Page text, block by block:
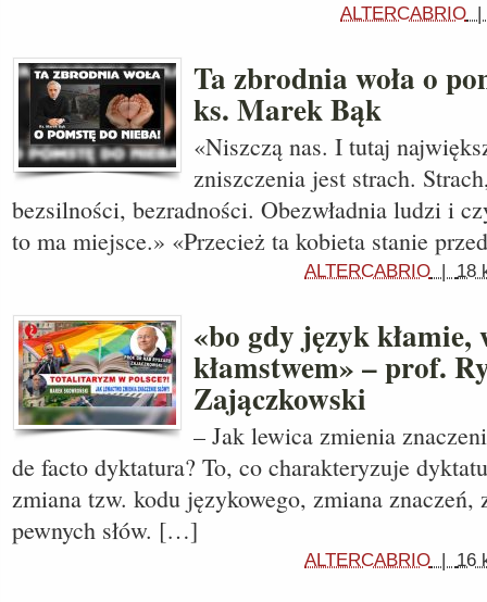
ALTERCABRIO
Ta zbrodnia woła o
ks. Marek Bąk
«Niszczą nas. I tutaj
zniszczenia jest strach.
bezsilności, bezradności. Obezwładnia ludzi i
to ma miejsce.» «Przecież ta kobieta stanie
ALTERCABRIO | 18
«bo gdy język kłamie,
kłamstwem» – prof.
Zajączkowski
– Jak lewica zmienia
de facto dyktatura? To, co charakteryzuje
zmiana tzw. kodu językowego, zmiana znaczeń,
pewnych słów. […]
ALTERCABRIO | 16